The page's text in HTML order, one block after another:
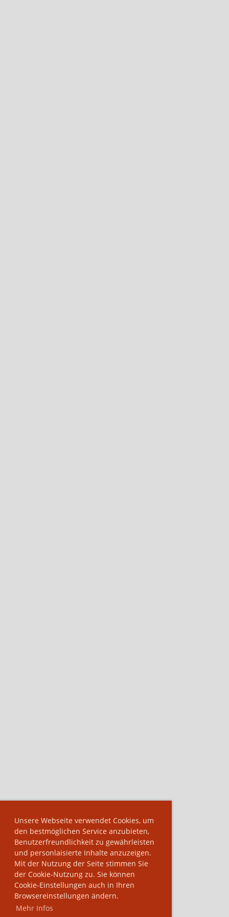
Unsere Webseite verwendet Cookies, um
den bestmöglichen Service anzubieten,
Benutzerfreundlichkeit zu gewährleisten
und personlaisierte Inhalte anzuzeigen.
Mit der Nutzung der Seite stimmen Sie
der Cookie-Nutzung zu. Sie können
Cookie-Einstellungen auch in Ihren
Browsereinstellungen ändern.
Mehr Infos